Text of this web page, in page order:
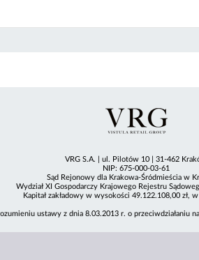
VRG S.A. | ul. Pilotów 10 | 31-462
NIP: 675-000-03-61
Sąd Rejonowy dla Krakowa-Śródmieścia w
Wydział XI Gospodarczy Krajowego Rejestru
Kapitał zakładowy w wysokości 49.122.108,00 zł, w
ustawy z dnia 8.03.2013 r. o przeciwdziałaniu